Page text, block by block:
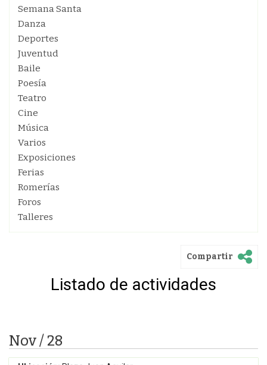
Semana Santa
Danza
Deportes
Juventud
Baile
Poesía
Teatro
Cine
Música
Varios
Exposiciones
Ferias
Romerías
Foros
Talleres
Compartir
Listado de actividades
Nov / 28